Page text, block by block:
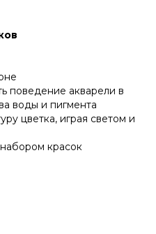
поведение акварели в
воды и пигмента
цветка, играя светом и
красок